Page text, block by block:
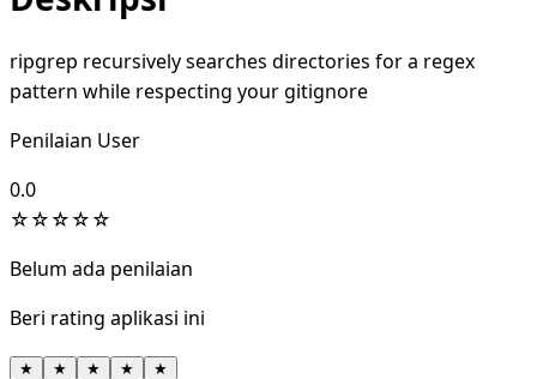
ripgrep recursively searches directories for a regex
pattern while respecting your gitignore
Penilaian User
0.0
☆☆☆☆☆
Belum ada penilaian
Beri rating aplikasi ini
★ ★ ★ ★ ★